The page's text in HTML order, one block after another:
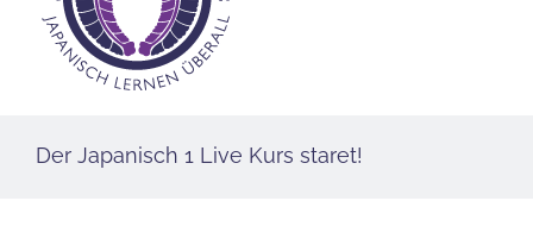
Der Japanisch 1 Live Kurs staret!